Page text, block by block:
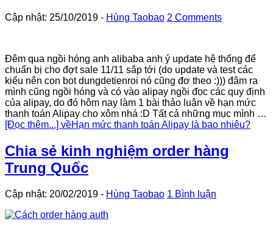
Cập nhật: 25/10/2019 - Hùng Taobao 2 Comments
Đêm qua ngồi hóng anh alibaba anh ý update hệ thống để
chuẩn bị cho đợt sale 11/11 sắp tới (do update và test các
kiểu nên con bot dungdetienroi nó cũng đơ theo :))) đâm ra
mình cũng ngồi hóng và có vào alipay ngồi đọc các quy định
của alipay, do đó hôm nay làm 1 bài thảo luận về hạn mức
thanh toán Alipay cho xôm nhá :D Tất cả những mục mình …
[Đọc thêm...] vềHạn mức thanh toán Alipay là bao nhiêu?
Chia sẻ kinh nghiệm order hàng
Trung Quốc
Cập nhật: 20/02/2019 - Hùng Taobao 1 Bình luận